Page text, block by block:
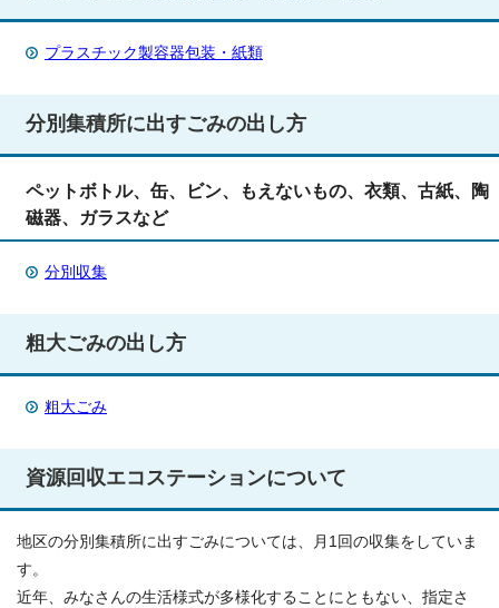
プラスチック製容器包装・紙類
分別集積所に出すごみの出し方
ペットボトル、缶、ビン、もえないもの、衣類、古紙、陶
磁器、ガラスなど
分別収集
粗大ごみの出し方
粗大ごみ
資源回収エコステーションについて
地区の分別集積所に出すごみについては、月1回の収集をしていま
す。
近年、みなさんの生活様式が多様化することにともない、指定さ